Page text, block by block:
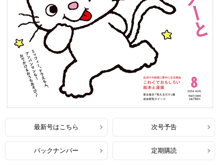
最新号はこちら 次号予告
バックナンバー 定期購読